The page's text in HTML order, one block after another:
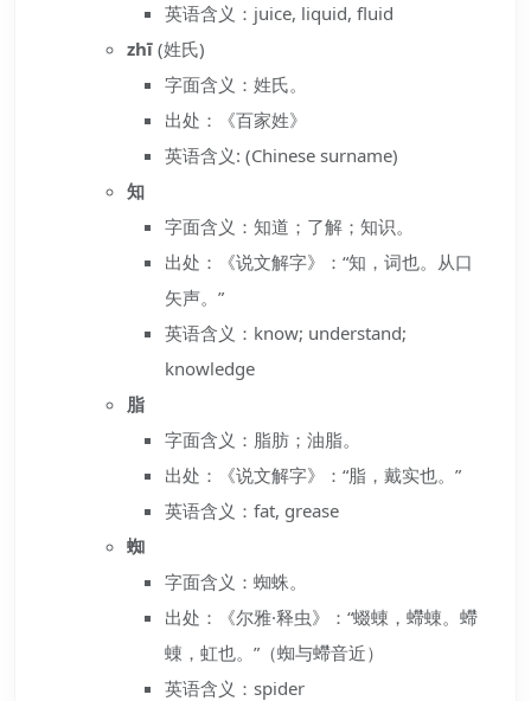
英语含义：juice, liquid, fluid
zhī (姓氏)
字面含义：姓氏。
出处：《百家姓》
英语含义: (Chinese surname)
知
字面含义：知道；了解；知识。
出处：《说文解字》：“知，词也。从口
矢声。”
英语含义：know; understand;
knowledge
脂
字面含义：脂肪；油脂。
出处：《说文解字》：“脂，戴实也。”
英语含义：fat, grease
蜘
字面含义：蜘蛛。
出处：《尔雅·释虫》：“蝃蝀，螮蝀。螮
蝀，虹也。”（蜘与螮音近）
英语含义：spider